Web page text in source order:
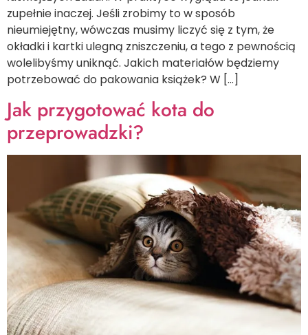
zupełnie inaczej. Jeśli zrobimy to w sposób
nieumiejętny, wówczas musimy liczyć się z tym, że
okładki i kartki ulegną zniszczeniu, a tego z pewnością
wolelibyśmy uniknąć. Jakich materiałów będziemy
potrzebować do pakowania książek? W […]
Jak przygotować kota do
przeprowadzki?